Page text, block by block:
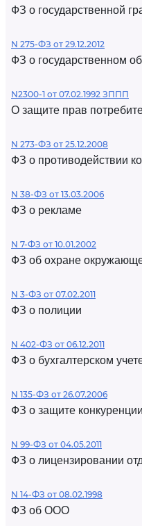
ФЗ о государственной
N 275-ФЗ от 29.12.2012
ФЗ о государственном
N2300-1 от 07.02.1992 ЗППП
О защите прав
N 273-ФЗ от 25.12.2008
ФЗ о противодействии
N 38-ФЗ от 13.03.2006
ФЗ о рекламе
N 7-ФЗ от 10.01.2002
ФЗ об охране
N 3-ФЗ от 07.02.2011
ФЗ о полиции
N 402-ФЗ от 06.12.2011
ФЗ о бухгалтерском
N 135-ФЗ от 26.07.2006
ФЗ о защите конкуренции
N 99-ФЗ от 04.05.2011
ФЗ о лицензировании
N 14-ФЗ от 08.02.1998
ФЗ об ООО